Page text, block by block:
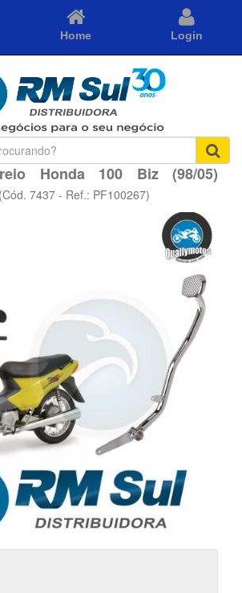
Home Login
Honda 100 Biz (98/05)
(Cód. 7437 - Ref.: PF100267)